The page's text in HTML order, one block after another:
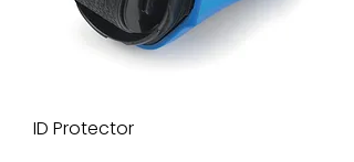
ID Protector